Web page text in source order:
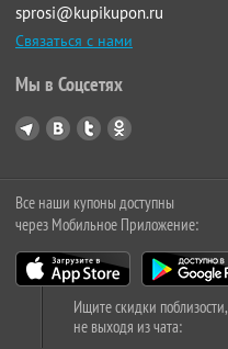
sprosi@kupikupon.ru
Связаться с нами
Мы в Соцсетях
Все наши купоны доступны
через Мобильное Приложение:
Ищите скидки поблизости,
не выходя из чата: